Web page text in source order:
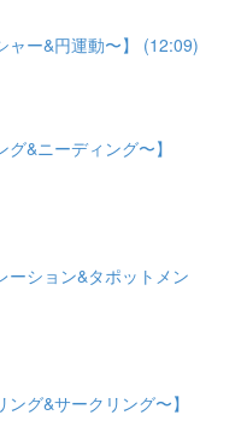
ャー&円運動〜】 (12:09)
グ&ニーディング〜】
ーション&タポットメン
ング&サークリング〜】